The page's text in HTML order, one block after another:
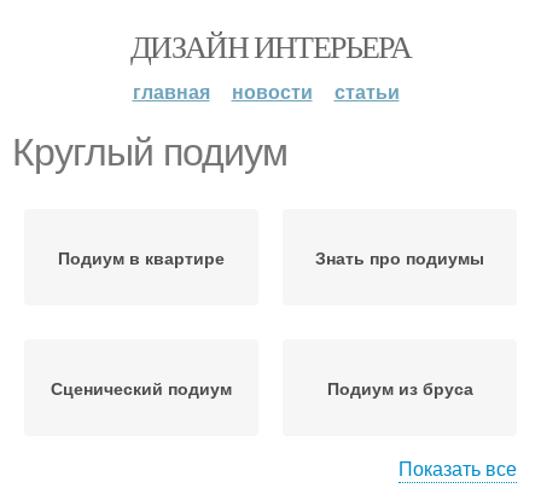
ДИЗАЙН ИНТЕРЬЕРА
главная новости статьи
Круглый подиум
Подиум в квартире Знать про подиумы
Сценический подиум Подиум из бруса
Показать все